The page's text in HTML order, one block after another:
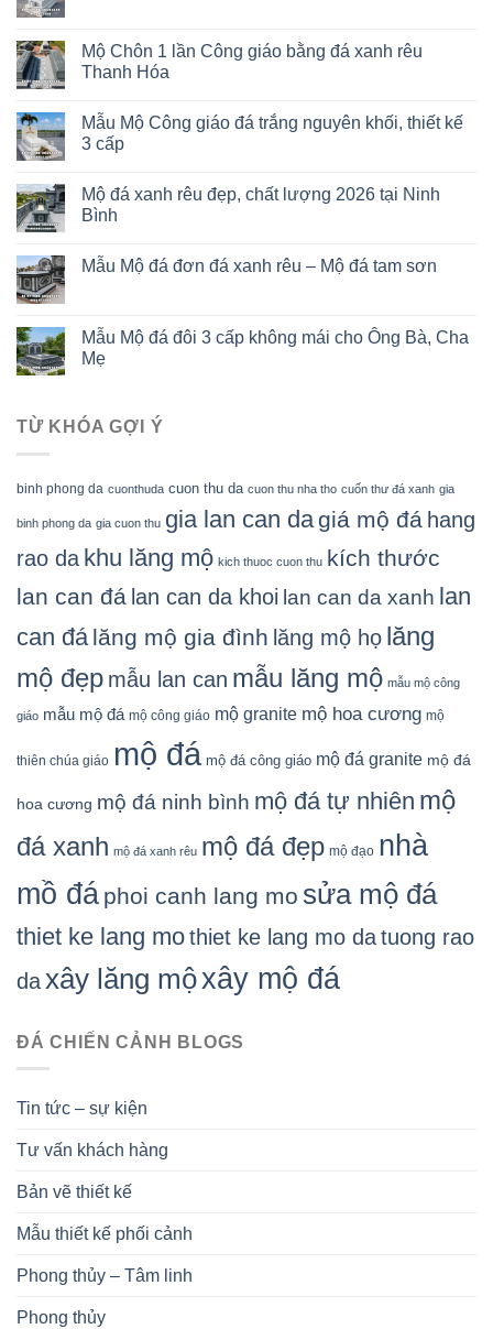
Mộ Chôn 1 lần Công giáo bằng đá xanh rêu
Thanh Hóa
Mẫu Mộ Công giáo đá trắng nguyên khối, thiết kế
3 cấp
Mộ đá xanh rêu đẹp, chất lượng 2026 tại Ninh
Bình
Mẫu Mộ đá đơn đá xanh rêu – Mộ đá tam sơn
Mẫu Mộ đá đôi 3 cấp không mái cho Ông Bà, Cha
Mẹ
TỪ KHÓA GỢI Ý
binh phong da cuonthuda cuon thu da cuon thu nha tho cuốn thư đá xanh gia
binh phong da gia cuon thu gia lan can dagiá mộ đá hang
rao da khu lăng mộ kich thuoc cuon thu kích thước
lan can đá lan can da khoi lan can da xanh lan
can đá lăng mộ gia đình lăng mộ họ lăng
mộ đẹp mẫu lan can mẫu lăng mộ mẫu mộ công
giáo mẫu mộ đá mộ công giáo mộ granite mộ hoa cương mộ
thiên chúa giáo mộ đá mộ đá công giáo mộ đá granite mộ đá
hoa cương mộ đá ninh bình mộ đá tự nhiên mộ
đá xanh mộ đá xanh rêu mộ đá đẹp mộ đạo nhà
mồ đá phoi canh lang mo sửa mộ đá
thiet ke lang mothiet ke lang mo datuong rao
daxây lăng mộxây mộ đá
ĐÁ CHIẾN CẢNH BLOGS
Tin tức – sự kiện
Tư vấn khách hàng
Bản vẽ thiết kế
Mẫu thiết kế phối cảnh
Phong thủy – Tâm linh
Phong thủy